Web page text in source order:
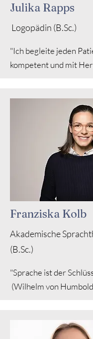
Julika Rapps
Logopädin (B.Sc.)
"Ich begleite jeden
kompetent und mit
Franziska Kolb
Akademische
(B.Sc.)
"Sprache ist der
(Wilhelm von